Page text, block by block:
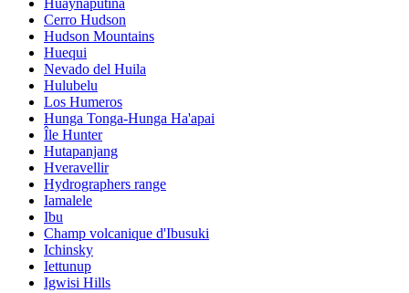
Cerro Hudson
Hudson Mountains
Huequi
Nevado del Huila
Hulubelu
Los Humeros
Hunga Tonga-Hunga Ha'apai
Île Hunter
Hutapanjang
Hveravellir
Hydrographers range
Iamalele
Ibu
Champ volcanique d'Ibusuki
Ichinsky
Iettunup
Igwisi Hills